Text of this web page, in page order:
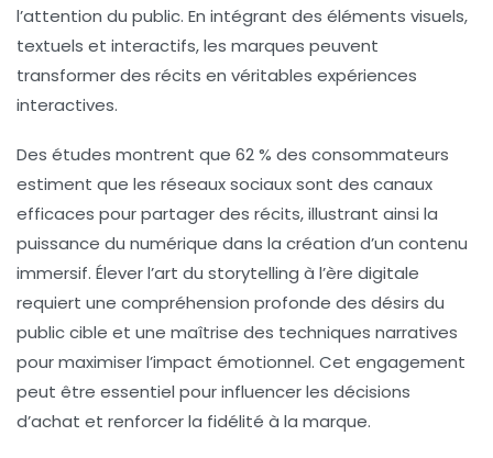
l’attention du public. En intégrant des éléments visuels,
textuels et interactifs, les marques peuvent
transformer des récits en véritables expériences
interactives.
Des études montrent que 62 % des consommateurs
estiment que les réseaux sociauxsont des canaux
efficaces pour partager des récits, illustrant ainsi la
puissance du numérique dans la création d’un contenu
immersif. Élever l’art du storytelling à l’ère digitale
requiert une compréhension profonde des désirs du
public cible et une maîtrise des techniques narratives
pour maximiser l’impact émotionnel. Cet engagement
peut être essentiel pour influencer les décisions
d’achat et renforcer la fidélité à la marque.